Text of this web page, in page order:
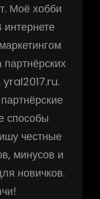
Моё хобби
yral2017.ru.
способы
честные
минусов и
новичков.